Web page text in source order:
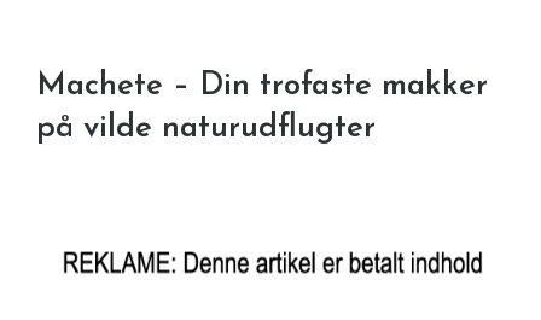
Machete – Din trofaste makker
på vilde naturudflugter